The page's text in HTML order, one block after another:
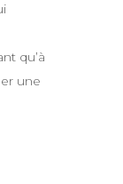
qu’à
une